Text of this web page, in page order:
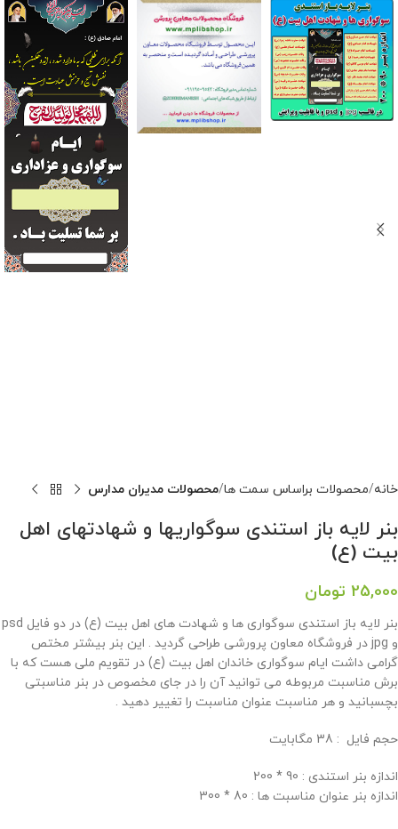
خانه محصولات براساس سمت ها محصولات مدیران مدارس
بنر لایه باز استندی سوگواریها و شهادتهای اهل
بیت (ع)
25,000 تومان
بنر لایه باز استندی سوگواری ها و شهادت های اهل بیت (ع) در دو فایل psd
و jpg در فروشگاه معاون پرورشی طراحی گردید . این بنر بیشتر مختص
گرامی داشت ایام سوگواری خاندان اهل بیت (ع) در تقویم ملی هست که با
برش مناسبت مربوطه می توانید آن را در جای مخصوص در بنر مناسبتی
بچسبانید و هر مناسبت عنوان مناسبت را تغییر دهید .
حجم فايل : 38 مگابايت
اندازه بنر استندی : 90 * 200
اندازه بنر عنوان مناسبت ها : 80 * 300